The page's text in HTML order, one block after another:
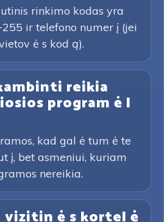
rinkimo kodas yra
ir telefono numer į (jei
ė s kod ą).
reikia
program ė l
kad gal ė tum ė te
į, bet asmeniui, kuriam
nereikia.